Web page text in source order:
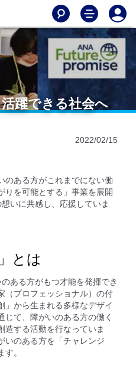
躍できる社会へ
2022/02/15
のある方がこれまでにない働
りを可能とする」事業を展開
いに共感し、応援していま
とは
ある方がもつ才能を発揮でき
（プロフェッショナル）の付
」から生まれる多様なデザイ
じて、障がいのある方の働く
造する活動を行なっていま
いのある方を「チャレンジ
。